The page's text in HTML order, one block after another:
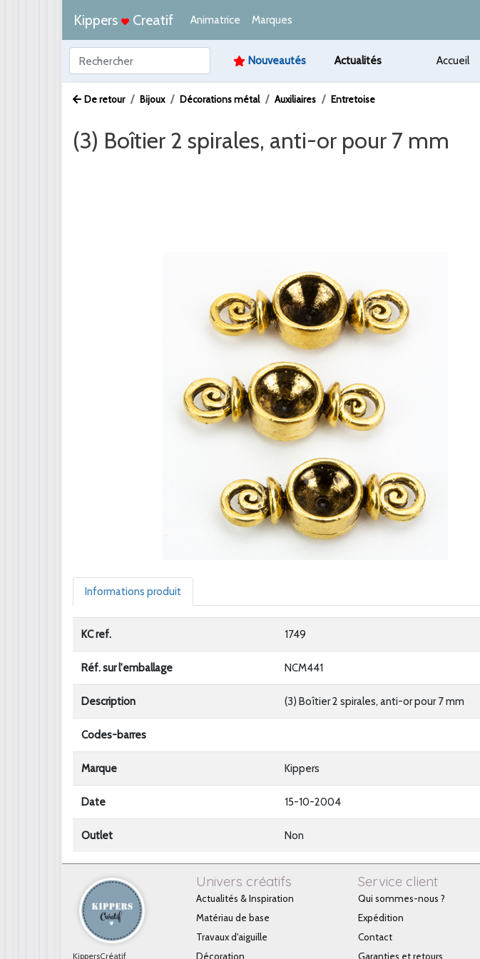
Kippers Creatif Animatrice Marques
Nouveautés Actualités Accueil
De retour Bijoux Décorations métal Auxiliaires Entretoise
(3) Boîtier 2 spirales, anti-or pour 7 mm
Informations produit
KC ref. 1749
Réf. sur l'emballage NCM441
Description (3) Boîtier 2 spirales, anti-or pour 7 mm
Codes-barres
Marque Kippers
Date 15-10-2004
Outlet Non
KippersCréatif
Univers créatifs
Actualités & Inspiration
Matériau de base
Travaux d'aiguille
Décoration
Service client
Qui sommes-nous ?
Expédition
Contact
Garanties et retours